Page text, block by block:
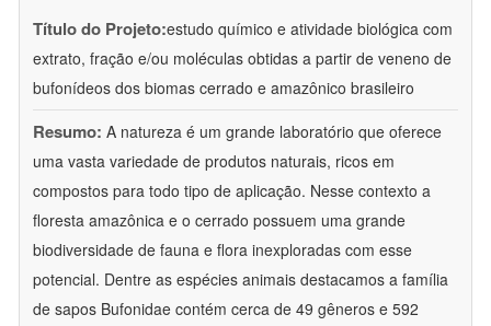
Título do Projeto:estudo químico e atividade biológica com
extrato, fração e/ou moléculas obtidas a partir de veneno de
bufonídeos dos biomas cerrado e amazônico brasileiro
Resumo: A natureza é um grande laboratório que oferece
uma vasta variedade de produtos naturais, ricos em
compostos para todo tipo de aplicação. Nesse contexto a
floresta amazônica e o cerrado possuem uma grande
biodiversidade de fauna e flora inexploradas com esse
potencial. Dentre as espécies animais destacamos a família
de sapos Bufonidae contém cerca de 49 gêneros e 592